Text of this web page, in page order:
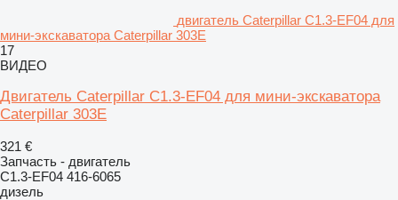
двигатель Caterpillar C1.3-EF04 для
мини-экскаватора Caterpillar 303E
17
ВИДЕО
Двигатель Caterpillar C1.3-EF04 для мини-экскаватора
Caterpillar 303E
321 €
Запчасть - двигатель
C1.3-EF04 416-6065
дизель